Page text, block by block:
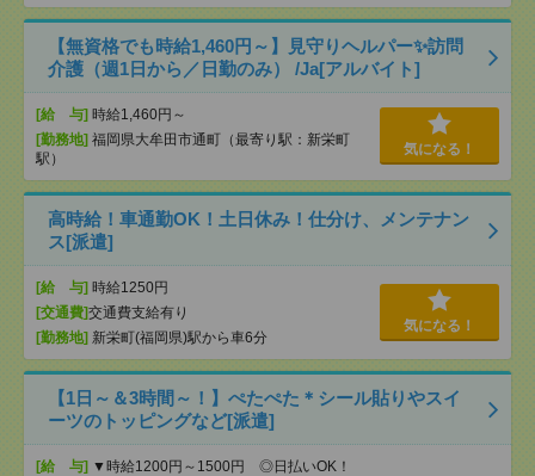
【無資格でも時給1,460円～】見守りヘルパー✨訪問
介護（週1日から／日勤のみ） /Ja[アルバイト]
[給 与] 時給1,460円～
[勤務地] 福岡県大牟田市通町（最寄り駅：新栄町
駅）
気になる！
高時給！車通勤OK！土日休み！仕分け、メンテナン
ス[派遣]
[給 与] 時給1250円
[交通費]交通費支給有り
[勤務地] 新栄町(福岡県)駅から車6分
気になる！
【1日～＆3時間～！】ぺたぺた＊シール貼りやスイ
ーツのトッピングなど[派遣]
[給 与] ▼時給1200円～1500円 ◎日払いOK！